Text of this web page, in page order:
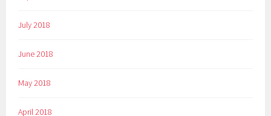
July 2018
June 2018
May 2018
April 2018